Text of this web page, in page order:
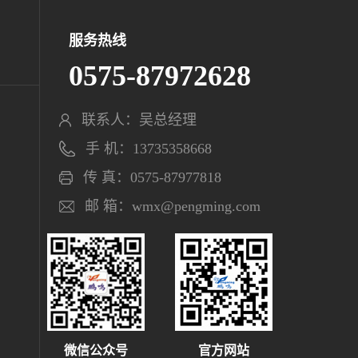
服务热线
0575-87972628
联系人：吴总经理
手 机：13735358668
传 真：0575-87977818
邮 箱：wmx@pengming.com
微信公众号 官方网站